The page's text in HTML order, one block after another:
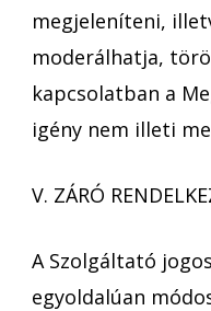
megjeleníteni,
moderálhatja,
kapcsolatban a
igény nem illeti
V. ZÁRÓ
A Szolgáltató
egyoldalúan